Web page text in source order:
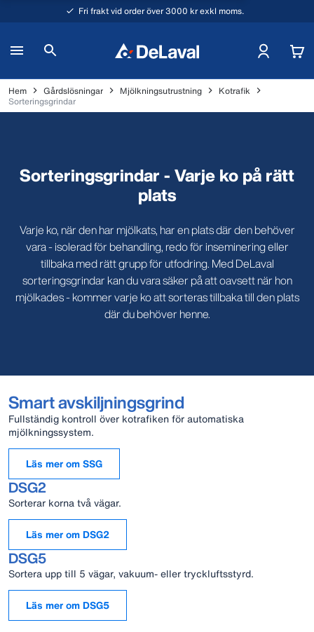
Fri frakt vid order över 3000 kr exkl moms.
Hem Gårdslösningar Mjölkningsutrustning
Kotrafik
Sorteringsgrindar
Sorteringsgrindar - Varje ko på rätt
plats
Varje ko, när den har mjölkats, har en plats där den behöver
vara - isolerad för behandling, redo för inseminering eller
tillbaka med rätt grupp för utfodring. Med DeLaval
sorteringsgrindar kan du vara säker på att oavsett när hon
mjölkades - kommer varje ko att sorteras tillbaka till den plats
där du behöver henne.
Smart avskiljningsgrind
Fullständig kontroll över kotrafiken för automatiska
mjölkningssystem.
Läs mer om SSG
DSG2
Sorterar korna två vägar.
Läs mer om DSG2
DSG5
Sortera upp till 5 vägar, vakuum- eller tryckluftsstyrd.
Läs mer om DSG5